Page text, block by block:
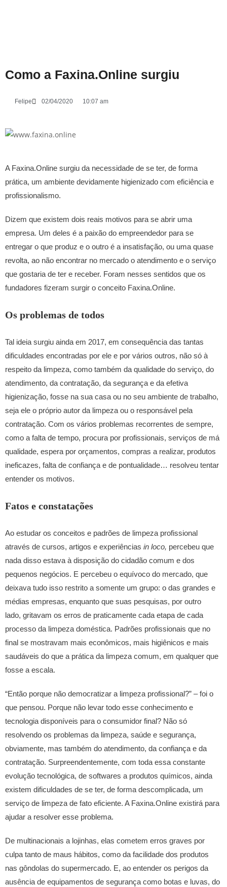
Como a Faxina.Online surgiu
Felipe 02/04/2020 10:07 am
A Faxina.Online surgiu da necessidade de se ter, de forma
prática, um ambiente devidamente higienizado com eficiência e
profissionalismo.
Dizem que existem dois reais motivos para se abrir uma
empresa. Um deles é a paixão do empreendedor para se
entregar o que produz e o outro é a insatisfação, ou uma quase
revolta, ao não encontrar no mercado o atendimento e o serviço
que gostaria de ter e receber. Foram nesses sentidos que os
fundadores fizeram surgir o conceito Faxina.Online.
Os problemas de todos
Tal ideia surgiu ainda em 2017, em consequência das tantas
dificuldades encontradas por ele e por vários outros, não só à
respeito da limpeza, como também da qualidade do serviço, do
atendimento, da contratação, da segurança e da efetiva
higienização, fosse na sua casa ou no seu ambiente de trabalho,
seja ele o próprio autor da limpeza ou o responsável pela
contratação. Com os vários problemas recorrentes de sempre,
como a falta de tempo, procura por profissionais, serviços de má
qualidade, espera por orçamentos, compras a realizar, produtos
ineficazes, falta de confiança e de pontualidade… resolveu tentar
entender os motivos.
Fatos e constatações
Ao estudar os conceitos e padrões de limpeza profissional
através de cursos, artigos e experiências in loco, percebeu que
nada disso estava à disposição do cidadão comum e dos
pequenos negócios. E percebeu o equívoco do mercado, que
deixava tudo isso restrito a somente um grupo: o das grandes e
médias empresas, enquanto que suas pesquisas, por outro
lado, gritavam os erros de praticamente cada etapa de cada
processo da limpeza doméstica. Padrões profissionais que no
final se mostravam mais econômicos, mais higiênicos e mais
saudáveis do que a prática da limpeza comum, em qualquer que
fosse a escala.
“Então porque não democratizar a limpeza profissional?” – foi o
que pensou. Porque não levar todo esse conhecimento e
tecnologia disponíveis para o consumidor final? Não só
resolvendo os problemas da limpeza, saúde e segurança,
obviamente, mas também do atendimento, da confiança e da
contratação. Surpreendentemente, com toda essa constante
evolução tecnológica, de softwares a produtos químicos, ainda
existem dificuldades de se ter, de forma descomplicada, um
serviço de limpeza de fato eficiente. A Faxina.Online existirá para
ajudar a resolver esse problema.
De multinacionais a lojinhas, elas cometem erros graves por
culpa tanto de maus hábitos, como da facilidade dos produtos
nas gôndolas do supermercado. E, ao entender os perigos da
ausência de equipamentos de segurança como botas e luvas, do